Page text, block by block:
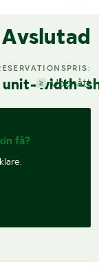
Avslutad
unit-width-
Uppnått
få?